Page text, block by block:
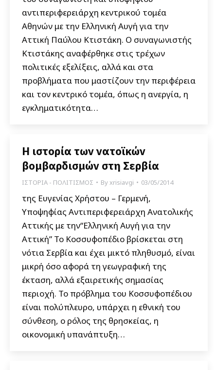
αντιπεριφερειάρχη κεντρικού τομέα
Αθηνών με την Ελληνική Αυγή για την
Αττική Παύλου Κτιστάκη. Ο συναγωνιστής
Κτιστάκης αναφέρθηκε στις τρέχων
πολιτικές εξελίξεις, αλλά και στα
προβλήματα που μαστίζουν την περιφέρεια
και τον κεντρικό τομέα, όπως η ανεργία, η
εγκληματικότητα…
Η ιστορία των νατοϊκών
βομβαρδισμών στη Σερβία
ΙΣΤΟΡΙΑ - ΠΟΛΙΤΙΣΜΟΣ Byxrisiavgi 03/05/2014
της Ευγενίας Χρήστου – Γερμενή,
Υποψηφίας Αντιπεριφερειάρχη Ανατολικής
Αττικής με την“Ελληνική Αυγή για την
Αττική” Το Κοσσυφοπέδιο βρίσκεται στη
νότια Σερβία και έχει μικτό πληθυσμό, είναι
μικρή όσο αφορά τη γεωγραφική της
έκταση, αλλά εξαιρετικής σημασίας
περιοχή. Το πρόβλημα του Κοσσυφοπέδιου
είναι πολύπλευρο, υπάρχει η εθνική του
σύνθεση, ο ρόλος της θρησκείας, η
οικονομική υπανάπτυξη…